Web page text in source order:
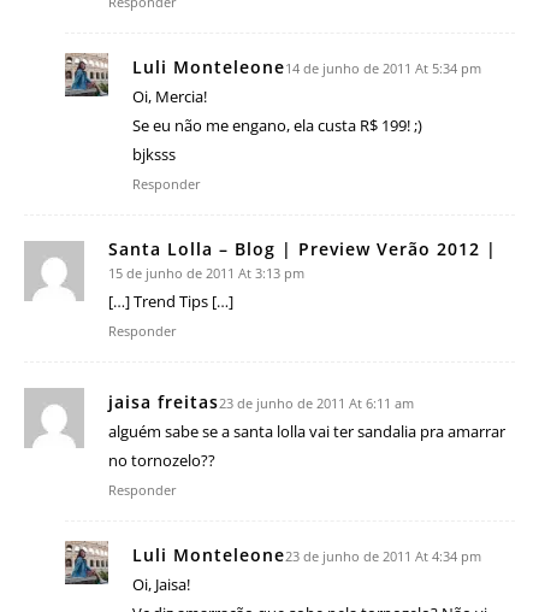
Luli Monteleone14 de junho de 2011 At 5:34 pm
Oi, Mercia!
Se eu não me engano, ela custa R$ 199! ;)
bjksss
Responder
Santa Lolla – Blog | Preview Verão 2012 |
15 de junho de 2011 At 3:13 pm
[…] Trend Tips […]
Responder
jaisa freitas23 de junho de 2011 At 6:11 am
alguém sabe se a santa lolla vai ter sandalia pra amarrar
no tornozelo??
Responder
Luli Monteleone23 de junho de 2011 At 4:34 pm
Oi, Jaisa!